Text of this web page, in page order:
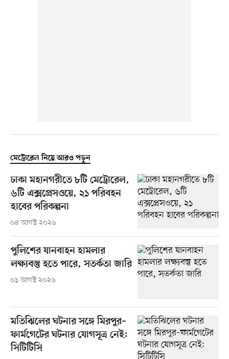
মেট্রোরেল নিয়ে আরও পড়ুন
ঢাকা মহানগরীতে ৮টি মেট্রোরেল,
৬টি এক্সপ্রেসওয়ে, ২১ পরিবহন
হাবের পরিকল্পনা
০৪ আগস্ট ২০২৬
পুলিশের যানবাহন হামলার
লক্ষ্যবস্তু হতে পারে, সতর্কতা জারি
০১ আগস্ট ২০২৬
মতিঝিলের ঘটনার সঙ্গে মিরপুর–
ফার্মগেটের ঘটনার যোগসূত্র নেই:
সিটিটিসি